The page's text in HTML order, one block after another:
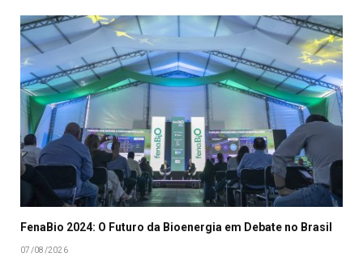
FenaBio 2024: O Futuro da Bioenergia em Debate no Brasil
07/08/2026